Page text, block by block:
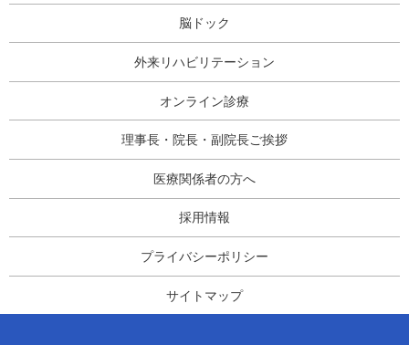
脳ドック
外来リハビリテーション
オンライン診療
理事長・院長・副院長ご挨拶
医療関係者の方へ
採用情報
プライバシーポリシー
サイトマップ